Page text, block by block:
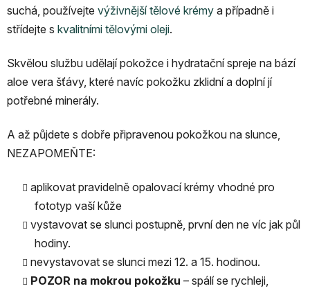
suchá, používejte výživnější tělové krémy a případně i
střídejte s kvalitními tělovými oleji.
Skvělou službu udělají pokožce i hydratační spreje na bází
aloe vera šťávy, které navíc pokožku zklidní a doplní jí
potřebné minerály.
A až půjdete s dobře připravenou pokožkou na slunce,
NEZAPOMEŇTE:
aplikovat pravidelně opalovací krémy vhodné pro
fototyp vaší kůže
vystavovat se slunci postupně, první den ne víc jak půl
hodiny.
nevystavovat se slunci mezi 12. a 15. hodinou.
POZOR na mokrou pokožku – spálí se rychleji,